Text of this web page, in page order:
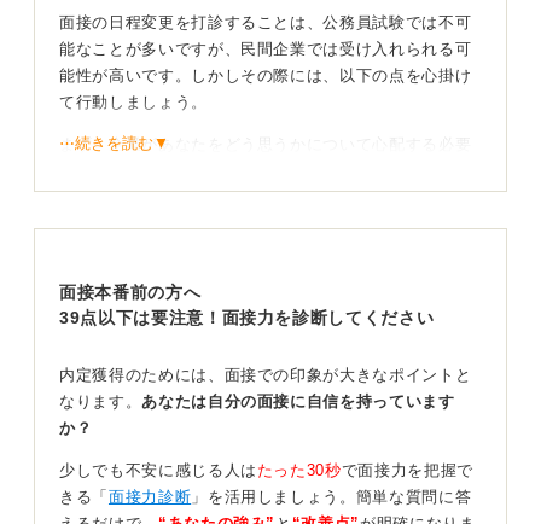
面接の日程変更を打診することは、公務員試験では不可
能なことが多いですが、民間企業では受け入れられる可
能性が高いです。しかしその際には、以下の点を心掛け
て行動しましょう。
まず、企業があなたをどう思うかについて心配する必要
定変更が生じることは理解しています。ただし、その理
面接を軽んじていると思われないようにするためには、
まずは謝罪の言葉から始めましょう。そして、日程変更
とをお願いするという流れを大事にしましょう。
誠意が伝わるメールの内容にしよう
連絡についてはメールで問題ありません。むしろ、メー
ルならば受け取った側が都合の良いときに確認でき、ま
⋯続きを読む▼
面接本番前の方へ
39点以下は要注意！面接力を診断してください
内定獲得のためには、面接での印象が大きなポイントと
なります。 あなたは自分の面接に自信を持っています
か？
少しでも不安に感じる人は たった30秒で面接力を把握で
きる「 面接力診断 」を活用しましょう。簡単な質問に答